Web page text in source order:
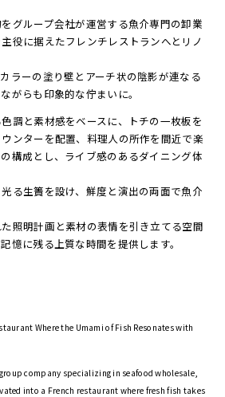
グループ会社が運営する魚介専門の卸業
役に据えたフレンチレストランへとリノ
ラーの塗り壁とアーチ状の陰影が連なる
がらも印象的な佇まいに。
調と素材感をベースに、トチの一枚板を
ンターを配置、料理人の所作を間近で楽
構成とし、ライブ感のあるダイニング体
る生簀を設け、鮮度と演出の両面で魚介
照明計画と素材の表情を引き立てる空間
憶に残る上質な時間を提供します。
Where the Umami of Fish Resonates with
company specializing in seafood wholesale,
into a French restaurant where fresh fish takes